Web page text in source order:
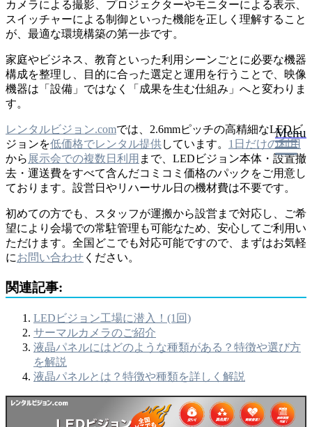
Menu
カメラによる撮影、プロジェクターやモニターによる表示、
スイッチャーによる制御といった機能を正しく理解すること
が、最適な環境構築の第一歩です。
家庭やビジネス、教育といった利用シーンごとに必要な機器
構成を整理し、目的に合った選定と運用を行うことで、映像
機器は「設備」ではなく「成果を生む仕組み」へと変わりま
す。
レンタルビジョン.comでは、2.6mmピッチの高精細なLEDビ
ジョンを低価格でレンタル提供しています。 1日だけの利用
から 展示会での複数日利用 まで、LEDビジョン本体・設置撤
去・運送費をすべて含んだコミコミ価格のパックをご用意し
ております。設営日やリハーサル日の機材費は不要です。
初めての方でも、スタッフが運搬から設営まで対応し、ご希
望により会場での常駐管理も可能なため、安心してご利用い
ただけます。全国どこでも対応可能ですので、まずはお気軽
にお問い合わせ ください。
関連記事:
LEDビジョン工場に潜入！(1回)
サーマルカメラのご紹介
液晶パネルにはどのような種類がある？特徴や選び方
を解説
液晶パネルとは？特徴や種類を詳しく解説